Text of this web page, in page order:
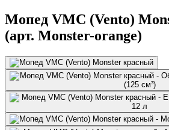
Мопед VMC (Vento)
(арт. Monster-orange)